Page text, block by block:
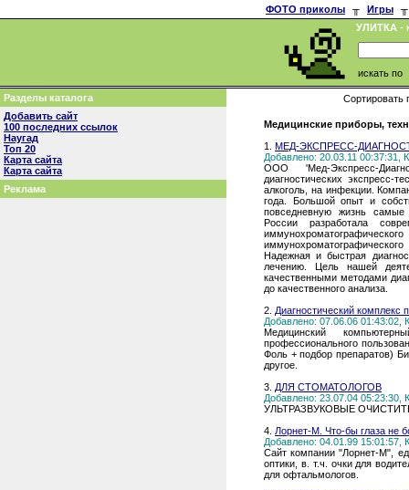
ФОТО приколы ╥ Игры
╥
УЛИТКА -
искать по
Разделы каталога
Добавить сайт
100 последних ссылок
Наугад
Топ 20
Карта сайта
Карта сайта
Реклама
Сортировать
Медицинские приборы,
1. МЕД-ЭКСПРЕСС-
Добавлено: 20.03.11 00:37:31,
ООО 'Мед-Экспресс-
диагностических экспресс-
алкоголь, на инфекции.
года. Большой опыт и
повседневную жизнь
России разработала
Надежная и быстрая
лечению. Цель нашей
качественными методами
до качественного анализа.
2. Диагностический комплекс
Добавлено: 07.06.06 01:43:02,
Медицинский
профессионального
Фоль + подбор препаратов)
другое.
3. ДЛЯ СТОМАТОЛОГОВ
Добавлено: 23.07.04 05:23:30,
УЛЬТРАЗВУКОВЫЕ
4. Лорнет-М. Что-бы глаза не
Добавлено: 04.01.99 15:01:57,
Сайт компании "Лорнет-М",
оптики, в. т.ч. очки для
для офтальмологов.